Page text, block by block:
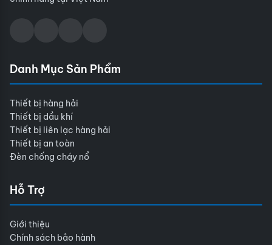
Danh Mục Sản Phẩm
Thiết bị hàng hải
Thiết bị dầu khí
Thiết bị liên lạc hàng hải
Thiết bị an toàn
Đèn chống cháy nổ
Hỗ Trợ
Giới thiệu
Chính sách bảo hành